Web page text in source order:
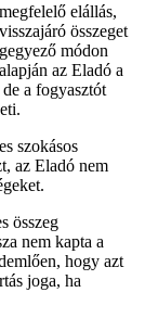
elállás,
összeget
módon
az Eladó a
a fogyasztót
szokásos
az Eladó nem
összeg
nem kapta a
hogy azt
joga, ha